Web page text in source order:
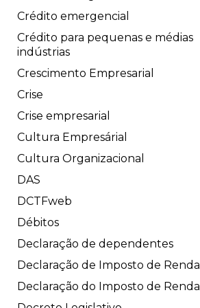
Crédito emergencial
Crédito para pequenas e médias
indústrias
Crescimento Empresarial
Crise
Crise empresarial
Cultura Empresárial
Cultura Organizacional
DAS
DCTFweb
Débitos
Declaração de dependentes
Declaração de Imposto de Renda
Declaração do Imposto de Renda